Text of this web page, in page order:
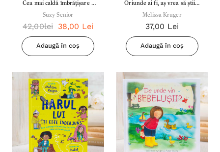
Cea mai caldă îmbrățișare -
Suzy Senior
Suzy Senior
42,00lei 38,00 Lei
Adaugă în coș
Oriunde ai fi, aș vrea să știi...
- Melissa Kruger
Melissa Kruger
37,00 Lei
Adaugă în coș